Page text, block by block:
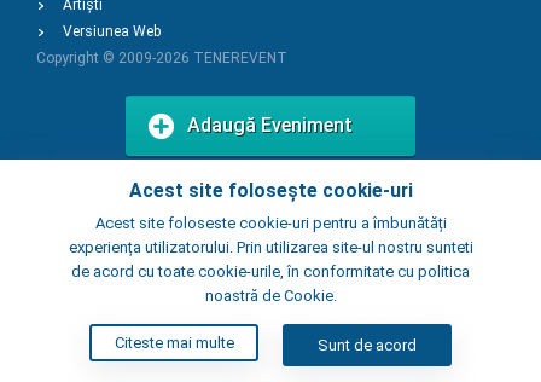
Acest site folosește cookie-uri
Acest site foloseste cookie-uri pentru a îmbunătăți
experiența utilizatorului. Prin utilizarea site-ul nostru sunteti
de acord cu toate cookie-urile, în conformitate cu politica
noastră de Cookie.
Citeste mai multe Sunt de acord
Artiști
Versiunea Web
Copyright © 2009-2026 TENEREVENT
Adaugă Eveniment
Adaugă Local